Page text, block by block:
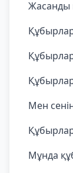
Жасанды
Мен
Мұнда